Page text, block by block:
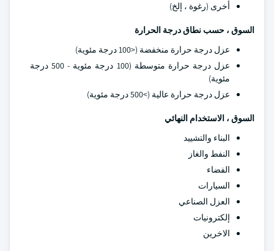
أخرى (رغوة ، إلخ)
السوق ، حسب نطاق درجة الحرارة
عزل درجة حرارة منخفضة (<100 درجة مئوية)
عزل درجة حرارة متوسطة (100 درجة مئوية - 500 درجة
مئوية)
عزل درجة حرارة عالية (>500 درجة مئوية)
السوق ، الاستخدام النهائي
البناء والتشييد
النفط والغاز
الفضاء
السيارات
العزل الصناعي
إلكترونيات
الاخرين